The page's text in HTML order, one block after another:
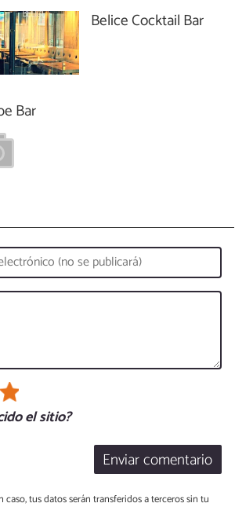
Belice Cocktail Bar
Bar
el sitio?
Enviar comentario
tus datos serán transferidos a terceros sin tu